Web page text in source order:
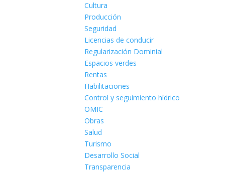
Cultura
Producción
Seguridad
Licencias de conducir
Regularización Dominial
Espacios verdes
Rentas
Habilitaciones
Control y seguimiento hídrico
OMIC
Obras
Salud
Turismo
Desarrollo Social
Transparencia